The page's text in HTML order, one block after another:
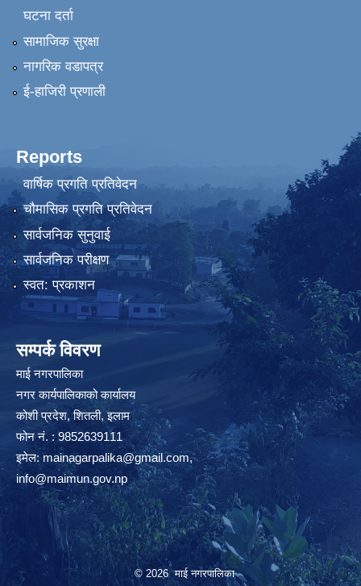
घटना दर्ता
सामाजिक सुरक्षा
नागरिक वडापत्र
ई-हाजिरी प्रणाली
Reports
वार्षिक प्रगति प्रतिवेदन
चौमासिक प्रगति प्रतिवेदन
सार्वजनिक सुनुवाई
सार्वजनिक परीक्षण
स्वत: प्रकाशन
सम्पर्क विवरण
माई नगरपालिका
नगर कार्यपालिकाको कार्यालय
कोशी प्रदेश, शितली, इलाम
फोन नं. : 9852639111
इमेल:mainagarpalika@gmail.com,
info@maimun.gov.np
© 2026 माई नगरपालिका